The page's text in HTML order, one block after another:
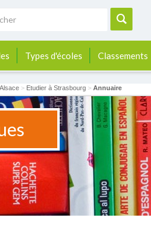
Types d'écoles Classements
> Etudier à Strasbourg > Annuaire